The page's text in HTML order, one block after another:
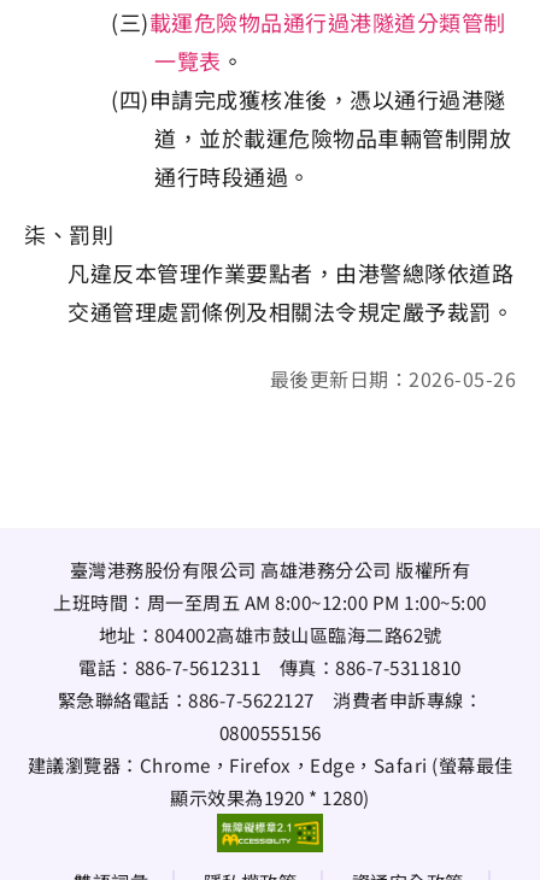
(三)載運危險物品通行過港隧道分類管制
一覽表 。
(四)申請完成獲核准後，憑以通行過港隧
道，並於載運危險物品車輛管制開放
通行時段通過。
柒、罰則
凡違反本管理作業要點者，由港警總隊依道路
交通管理處罰條例及相關法令規定嚴予裁罰。
最後更新日期：2026-05-26
臺灣港務股份有限公司 高雄港務分公司 版權所有
上班時間：周一至周五 AM 8:00~12:00 PM 1:00~5:00
地址： 804002高雄市鼓山區臨海二路62號
電話： 886-7-5612311 傳真：886-7-5311810
緊急聯絡電話：886-7-5622127消費者申訴專線：
0800555156
建議瀏覽器：Chrome，Firefox，Edge，Safari (螢幕最佳
顯示效果為1920 * 1280)